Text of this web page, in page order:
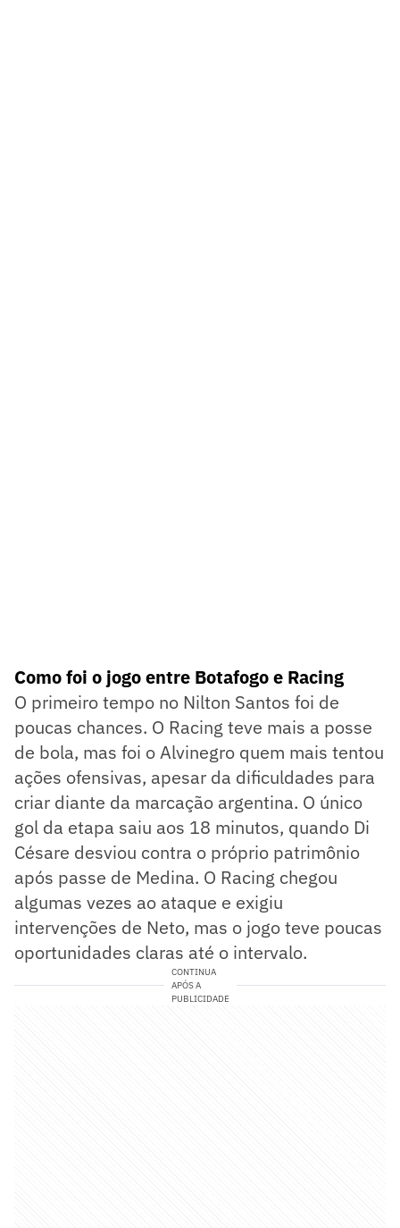
Como foi o jogo entre Botafogo e Racing
O primeiro tempo no Nilton Santos foi de
poucas chances. O Racing teve mais a posse
de bola, mas foi o Alvinegro quem mais tentou
ações ofensivas, apesar da dificuldades para
criar diante da marcação argentina. O único
gol da etapa saiu aos 18 minutos, quando Di
Césare desviou contra o próprio patrimônio
após passe de Medina. O Racing chegou
algumas vezes ao ataque e exigiu
intervenções de Neto, mas o jogo teve poucas
oportunidades claras até o intervalo.
CONTINUA
APÓS A
PUBLICIDADE